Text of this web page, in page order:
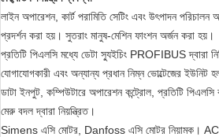
লাইন অপারেশন, কার্ট পরামিতি সেটিং এবং উৎপাদন পরিচালন
প্রদর্শন করা হয়। সুতরাং মানুষ-মেশিন ফাংশন অর্জন করা হয়।
প্রতিটি পিএলসি মধ্যে ডেটা স্যুইচিং PROFIBUS দ্বারা
যোগাযোগকারী এবং অন্যান্য প্রধান নিম্ন ভোল্টেজের
ডাটা ইনপুট, কম্পিউটারে অপারেশন কন্ট্রোল, প্রতিটি পিএলসি
মেরু বদল দ্বারা নিয়ন্ত্রিত।
Simens এসি মোটর, Danfoss এসি মোটর নিয়ামক।